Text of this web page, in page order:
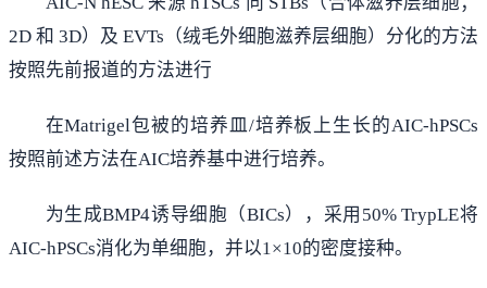
2D 和 3D）及 EVTs（绒毛外细胞滋养层细胞）分化的方法
按照先前报道的方法进行
在Matrigel包被的培养皿/培养板上生长的AIC-hPSCs
按照前述方法在AIC培养基中进行培养。
为生成BMP4诱导细胞（BICs），采用50% TrypLE将
AIC-hPSCs消化为单细胞，并以1×10的密度接种。